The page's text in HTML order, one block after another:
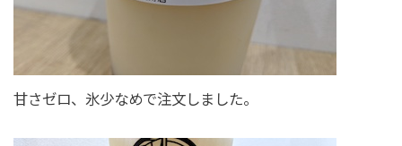
甘さゼロ、氷少なめで注文しました。